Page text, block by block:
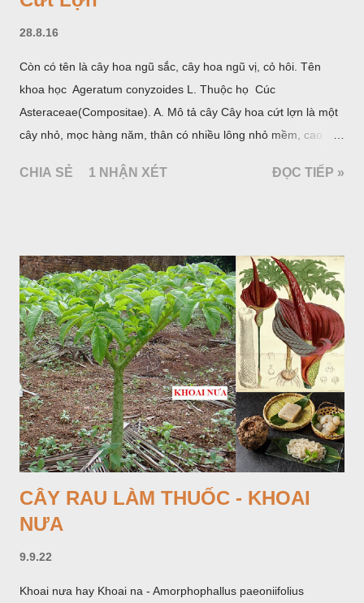
28.8.16
Còn có tên là cây hoa ngũ sắc, cây hoa ngũ vị, cỏ hôi. Tên
khoa học Ageratum conyzoides L. Thuộc họ Cúc
Asteraceae(Compositae). A. Mô tả cây Cây hoa cứt lợn là một
cây nhỏ, mọc hàng năm, thân có nhiều lông nhỏ mềm, cao
đối hình trứng hay 3 cạnh, dài 2-6cm, rộng 1-3cm, mép có
CHIA SẺ 1 NHẬN XÉT ĐỌC TIẾP »
CÂY RAU LÀM THUỐC - KHOAI
NƯA
9.9.22
Khoai nưa hay Khoai na - Amorphophallus paeoniifolius